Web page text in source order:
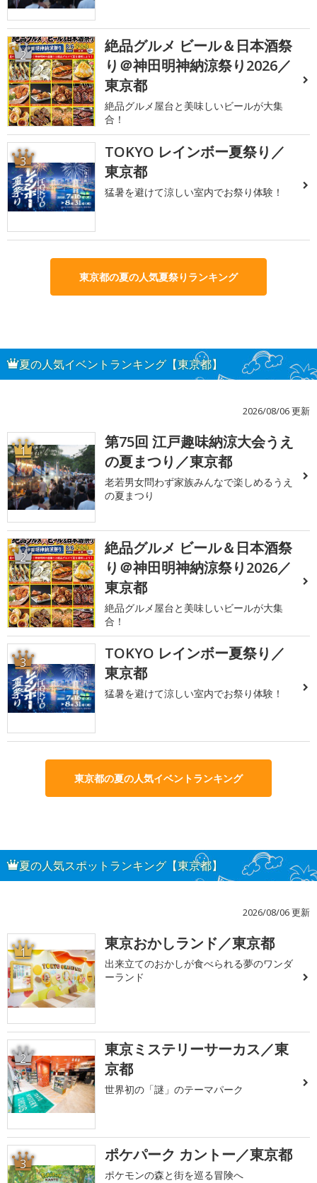
2
絶品グルメ ビール＆日本酒祭
り＠神田明神納涼祭り2026／
東京都
絶品グルメ屋台と美味しいビールが大集
合！
3
TOKYO レインボー夏祭り／
東京都
猛暑を避けて涼しい室内でお祭り体験！
東京都の夏の人気夏祭りランキング
夏の人気イベントランキング【東京都】
2026/08/06 更新
1
第75回 江戸趣味納涼大会うえ
の夏まつり／東京都
老若男女問わず家族みんなで楽しめるうえ
の夏まつり
2
絶品グルメ ビール＆日本酒祭
り＠神田明神納涼祭り2026／
東京都
絶品グルメ屋台と美味しいビールが大集
合！
3
TOKYO レインボー夏祭り／
東京都
猛暑を避けて涼しい室内でお祭り体験！
東京都の夏の人気イベントランキング
夏の人気スポットランキング【東京都】
2026/08/06 更新
1 東京おかしランド／東京都
出来立てのおかしが食べられる夢のワンダ
ーランド
2
東京ミステリーサーカス／東
京都
世界初の「謎」のテーマパーク
3 ポケパーク カントー／東京都
ポケモンの森と街を巡る冒険へ